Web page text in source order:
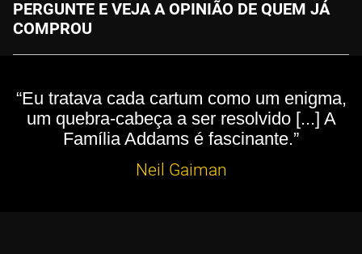
PERGUNTE E VEJA A OPINIÃO DE QUEM JÁ
COMPROU
“Eu tratava cada cartum como um enigma,
um quebra-cabeça a ser resolvido [...] A
Família Addams é fascinante.”
Neil Gaiman